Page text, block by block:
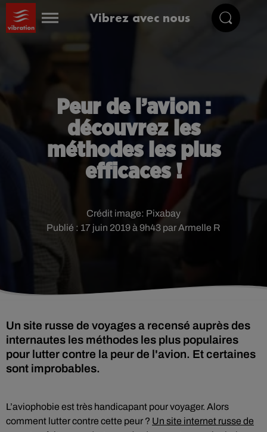
Vibrez avec nous
Peur de l’avion :
découvrez les
méthodes les plus
efficaces !
Publié : 17 juin 2019 à 9h43 par Armelle R
Crédit image: Pixabay
Un site russe de voyages a recensé auprès des
internautes les méthodes les plus populaires
pour lutter contre la peur de l'avion. Et certaines
sont improbables.
L’aviophobie est très handicapant pour voyager. Alors
comment lutter contre cette peur ? Un site internet russe de